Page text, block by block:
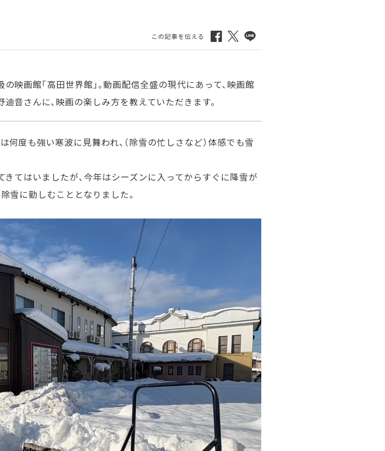
映画館「高田世界館」。動画配信全盛の現代にあって、映画館
音さんに、映画の楽しみ方を教えていただきます。
何度も強い寒波に見舞われ、（除雪の忙しさなど）体感でも雪
てはいましたが、今年はシーズンに入ってからすぐに降雪が
雪に勤しむこととなりました。